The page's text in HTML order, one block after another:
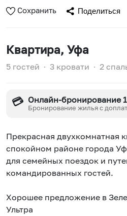
Сохранить Поделиться
Квартира, Уфа
5 гостей ∙ 3 кровати ∙ 2
💳 Онлайн-бронирование
Бронирование жилья с
Прекрасная двухкомнатная
спокойном районе города
для семейных поездок и
командированных гостей.
Хорошее предложение в
Ультра